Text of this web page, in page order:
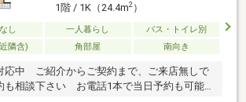
1階 / 1K（24.4m2）
し 一人暮らし
バス・トイレ別
隣含)
角部屋 南向き
応中 ご紹介からご契約まで、ご来店無しで
も相談下さい お電話1本で当日予約も可能